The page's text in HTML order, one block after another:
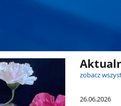
zobacz
26.06.2026